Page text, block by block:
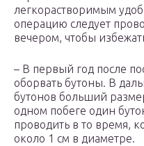
легкорастворимым
операцию следует
вечером, чтобы
– В первый год после
оборвать бутоны. В
бутонов больший
одном побеге один
проводить в то время,
около 1 см в диаметре.